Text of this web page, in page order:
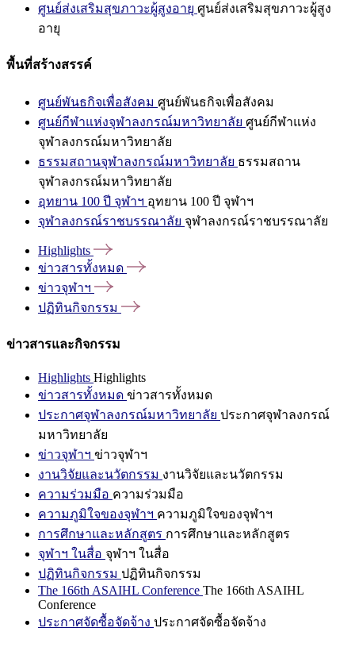
ศูนย์ส่งเสริมสุขภาวะผู้สูงอายุ ศูนย์ส่งเสริมสุขภาวะผู้สูง
อายุ
พื้นที่สร้างสรรค์
ศูนย์พันธกิจเพื่อสังคม ศูนย์พันธกิจเพื่อสังคม
ศูนย์กีฬาแห่งจุฬาลงกรณ์มหาวิทยาลัย ศูนย์กีฬาแห่ง
จุฬาลงกรณ์มหาวิทยาลัย
ธรรมสถานจุฬาลงกรณ์มหาวิทยาลัย ธรรมสถาน
จุฬาลงกรณ์มหาวิทยาลัย
อุทยาน 100 ปี จุฬาฯ อุทยาน 100 ปี จุฬาฯ
จุฬาลงกรณ์ราชบรรณาลัย จุฬาลงกรณ์ราชบรรณาลัย
Highlights
ข่าวสารทั้งหมด
ข่าวจุฬาฯ
ปฏิทินกิจกรรม
ข่าวสารและกิจกรรม
Highlights Highlights
ข่าวสารทั้งหมด ข่าวสารทั้งหมด
ประกาศจุฬาลงกรณ์มหาวิทยาลัย ประกาศจุฬาลงกรณ์
มหาวิทยาลัย
ข่าวจุฬาฯ ข่าวจุฬาฯ
งานวิจัยและนวัตกรรม งานวิจัยและนวัตกรรม
ความร่วมมือ ความร่วมมือ
ความภูมิใจของจุฬาฯ ความภูมิใจของจุฬาฯ
การศึกษาและหลักสูตร การศึกษาและหลักสูตร
จุฬาฯ ในสื่อ จุฬาฯ ในสื่อ
ปฏิทินกิจกรรม ปฏิทินกิจกรรม
The 166th ASAIHL Conference The 166th ASAIHL
Conference
ประกาศจัดซื้อจัดจ้าง ประกาศจัดซื้อจัดจ้าง